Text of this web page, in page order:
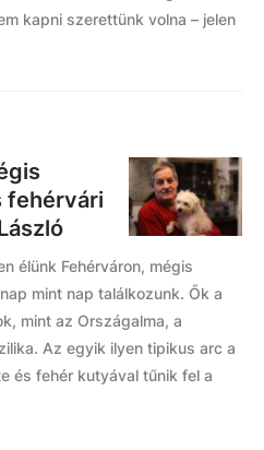
kapni szerettünk volna – jelen
fehérvári
élünk Fehérváron, mégis
mint nap találkozunk. Ők a
mint az Országalma, a
Az egyik ilyen tipikus arc a
és fehér kutyával tűnik fel a